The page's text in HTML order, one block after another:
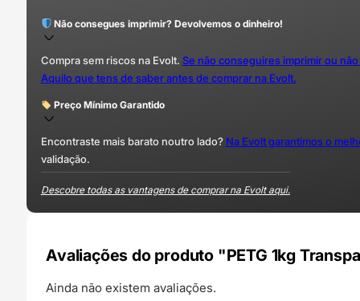
Não consegues imprimir? Devolvemos o dinheiro!
Compra sem riscos na Evolt. Se não conseguires imprimir ou
Aquilo que tens de saber antes de comprar na Evolt.
Preço Mínimo Garantido
Encontraste mais barato noutro lado? Na Evolt garantimos o
validação.
Descobre todas as vantagens de comprar na Evolt aqui.
Avaliações do produto "PETG 1kg
Ainda não existem avaliações.